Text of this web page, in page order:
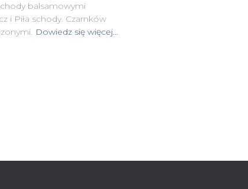
balsamowymi
i Piła schody. Czarnków
Dowiedz się więcej…